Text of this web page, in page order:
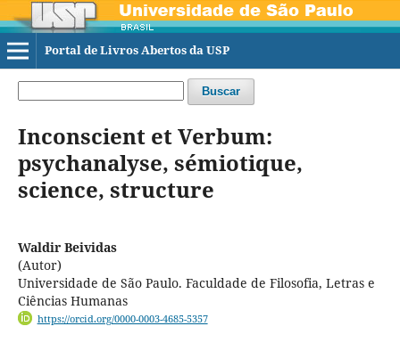
Portal de Livros Abertos da USP
Buscar
Inconscient et Verbum:
psychanalyse, sémiotique,
science, structure
Waldir Beividas
(Autor)
Universidade de São Paulo. Faculdade de Filosofia, Letras e
Ciências Humanas
https://orcid.org/0000-0003-4685-5357